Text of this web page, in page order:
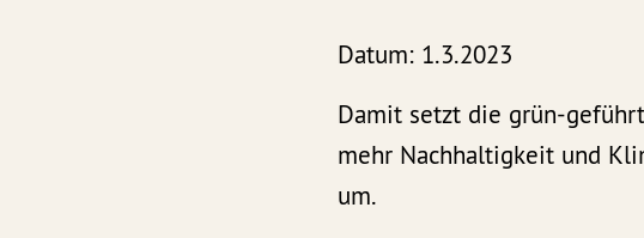
Datum: 1.3.2023
Damit setzt die grün-
mehr Nachhaltigkeit und
um.